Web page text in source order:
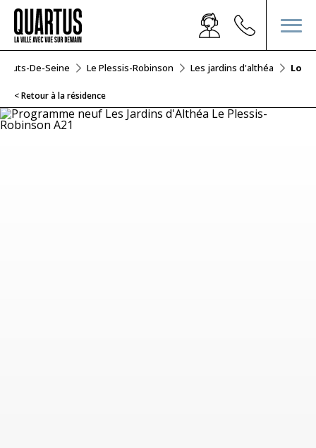
Hauts-De-Seine Le Plessis-Robinson Les jardins d'althéa Lot
< Retour à la résidence